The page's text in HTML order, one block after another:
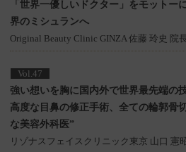
「世界一優しいドクター」をモットー
界のミシュランへ
Original Beauty Clinic GINZA 佐藤 玲史 院
Vol.47
強い想いを胸に国内外で世界最先端の
高度な目鼻の修正手術、全ての輪郭骨
な美容外科医”
リゾナスフェイスクリニック東京 山口 憲